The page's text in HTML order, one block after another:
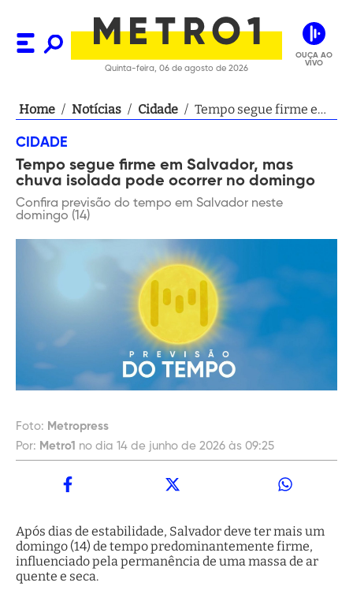
Quinta-feira, 06 de agosto de 2026
OUÇA AO
VIVO
Home / Notícias / Cidade / Tempo segue firme em
domingo
CIDADE
Tempo segue firme em Salvador, mas
chuva isolada pode ocorrer no domingo
Confira previsão do tempo em Salvador neste
domingo (14)
Foto: Metropress
Por: Metro1 no dia 14 de junho de 2026 às 09:25
Após dias de estabilidade, Salvador deve ter mais um
domingo (14) de tempo predominantemente firme,
influenciado pela permanência de uma massa de ar
quente e seca.